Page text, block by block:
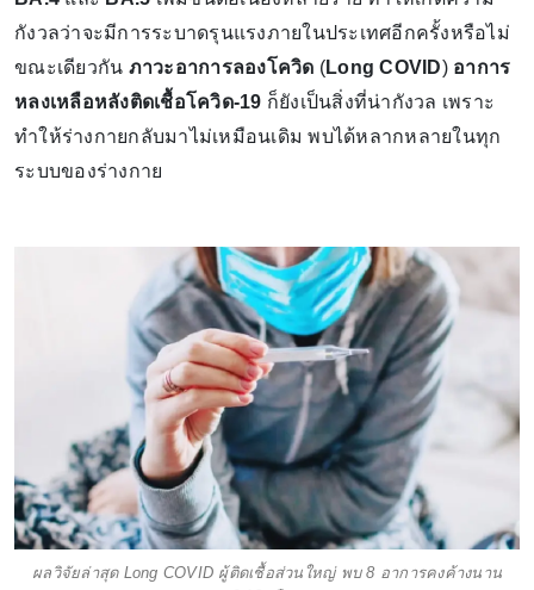
กังวลว่าจะมีการระบาดรุนแรงภายในประเทศอีกครั้งหรือไม่
ขณะเดียวกัน ภาวะอาการลองโควิด (Long COVID) อาการ
หลงเหลือหลังติดเชื้อโควิด-19 ก็ยังเป็นสิ่งที่น่ากังวล เพราะ
ทำให้ร่างกายกลับมาไม่เหมือนเดิม พบได้หลากหลายในทุก
ระบบของร่างกาย
ผลวิจัยล่าสุด Long COVID ผู้ติดเชื้อส่วนใหญ่ พบ 8 อาการคงค้างนาน